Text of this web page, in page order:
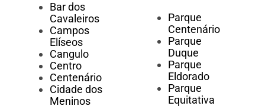
Bar dos
Cavaleiros
Campos
Elíseos
Cangulo
Centro
Centenário
Cidade dos
Meninos
Parque
Centenário
Parque
Duque
Parque
Eldorado
Parque
Equitativa